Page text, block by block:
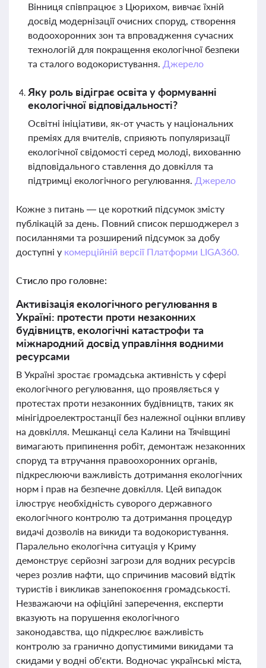
Вінниця співпрацює з Цюрихом, вивчає їхній
досвід модернізації очисних споруд, створення
водоохоронних зон та впровадження сучасних
технологій для покращення екологічної безпеки
та сталого водокористування. Джерело
Яку роль відіграє освіта у формуванні
екологічної відповідальності?
Освітні ініціативи, як-от участь у національних
преміях для вчителів, сприяють популяризації
екологічної свідомості серед молоді, вихованню
відповідального ставлення до довкілля та
підтримці екологічного регулювання. Джерело
Кожне з питань — це короткий підсумок змісту
публікацій за день. Повний список першоджерел з
посиланнями та розширений підсумок за добу
доступні у комерційній версії Платформи LIGA360.
Стисло про головне:
Активізація екологічного регулювання в
Україні: протести проти незаконних
будівництв, екологічні катастрофи та
міжнародний досвід управління водними
ресурсами
В Україні зростає громадська активність у сфері
екологічного регулювання, що проявляється у
протестах проти незаконних будівництв, таких як
мінігідроелектростанції без належної оцінки впливу
на довкілля. Мешканці села Калини на Тячівщині
вимагають припинення робіт, демонтаж незаконних
споруд та втручання правоохоронних органів,
підкреслюючи важливість дотримання екологічних
норм і прав на безпечне довкілля. Цей випадок
ілюструє необхідність суворого державного
екологічного контролю та дотримання процедур
видачі дозволів на викиди та водокористування.
Паралельно екологічна ситуація у Криму
демонструє серйозні загрози для водних ресурсів
через розлив нафти, що спричинив масовий відтік
туристів і викликав занепокоєння громадськості.
Незважаючи на офіційні заперечення, експерти
вказують на порушення екологічного
законодавства, що підкреслює важливість
контролю за гранично допустимими викидами та
скидами у водні об'єкти. Водночас українські міста,